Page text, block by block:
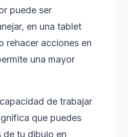
puede ser
en una tablet
rehacer acciones en
una mayor
de trabajar
que puedes
de tu dibujo en